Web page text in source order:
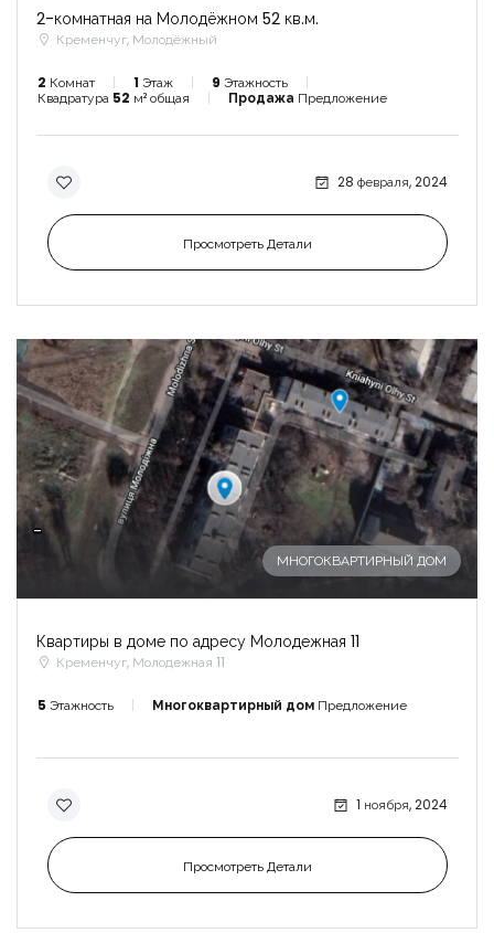
2-комнатная на Молодёжном 52 кв.м.
Кременчуг, Молодёжный
2 Комнат 1 Этаж 9 Этажность
Квадратура 52 м² общая Продажа Предложение
28 февраля, 2024
Просмотреть Детали
-
МНОГОКВАРТИРНЫЙ ДОМ
Квартиры в доме по адресу Молодежная 11
Кременчуг, Молодежная 11
5 Этажность Многоквартирный дом Предложение
1 ноября, 2024
Просмотреть Детали